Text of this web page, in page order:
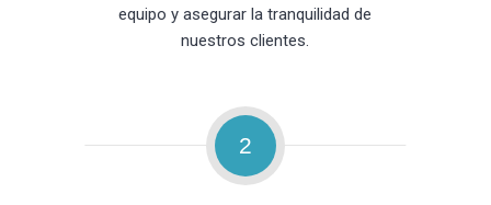
equipo y asegurar la tranquilidad de
nuestros clientes.
2